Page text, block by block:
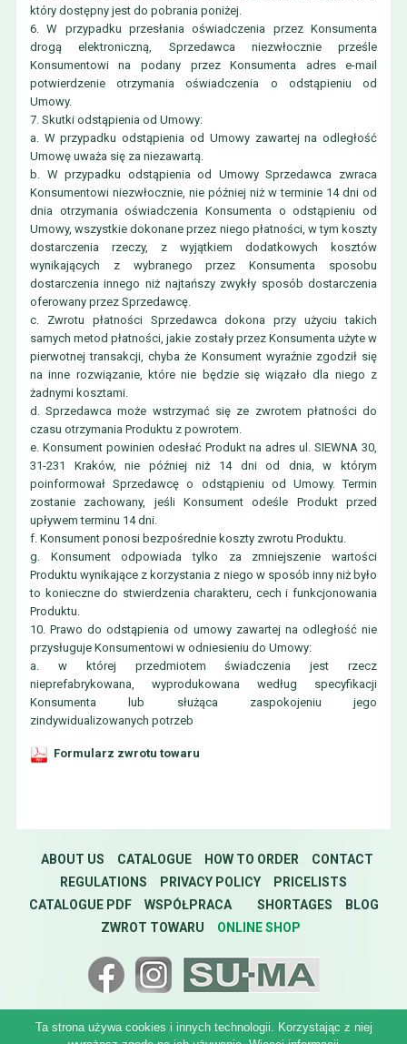
który dostępny jest do pobrania poniżej.
6. W przypadku przesłania oświadczenia przez Konsumenta
drogą elektroniczną, Sprzedawca niezwłocznie prześle
Konsumentowi na podany przez Konsumenta adres e-mail
potwierdzenie otrzymania oświadczenia o odstąpieniu od
Umowy.
7. Skutki odstąpienia od Umowy:
a. W przypadku odstąpienia od Umowy zawartej na odległość
Umowę uważa się za niezawartą.
b. W przypadku odstąpienia od Umowy Sprzedawca zwraca
Konsumentowi niezwłocznie, nie później niż w terminie 14 dni od
dnia otrzymania oświadczenia Konsumenta o odstąpieniu od
Umowy, wszystkie dokonane przez niego płatności, w tym koszty
dostarczenia rzeczy, z wyjątkiem dodatkowych kosztów
wynikających z wybranego przez Konsumenta sposobu
dostarczenia innego niż najtańszy zwykły sposób dostarczenia
oferowany przez Sprzedawcę.
c. Zwrotu płatności Sprzedawca dokona przy użyciu takich
samych metod płatności, jakie zostały przez Konsumenta użyte w
pierwotnej transakcji, chyba że Konsument wyraźnie zgodził się
na inne rozwiązanie, które nie będzie się wiązało dla niego z
żadnymi kosztami.
d. Sprzedawca może wstrzymać się ze zwrotem płatności do
czasu otrzymania Produktu z powrotem.
e. Konsument powinien odesłać Produkt na adres ul. SIEWNA 30,
31-231 Kraków, nie później niż 14 dni od dnia, w którym
poinformował Sprzedawcę o odstąpieniu od Umowy. Termin
zostanie zachowany, jeśli Konsument odeśle Produkt przed
upływem terminu 14 dni.
f. Konsument ponosi bezpośrednie koszty zwrotu Produktu.
g. Konsument odpowiada tylko za zmniejszenie wartości
Produktu wynikające z korzystania z niego w sposób inny niż było
to konieczne do stwierdzenia charakteru, cech i funkcjonowania
Produktu.
10. Prawo do odstąpienia od umowy zawartej na odległość nie
przysługuje Konsumentowi w odniesieniu do Umowy:
a. w której przedmiotem świadczenia jest rzecz
nieprefabrykowana, wyprodukowana według specyfikacji
Konsumenta lub służąca zaspokojeniu jego
zindywidualizowanych potrzeb
Formularz zwrotu towaru
ABOUT US CATALOGUE HOW TO ORDER
CONTACT
REGULATIONS
PRIVACY POLICY
PRICELISTS
CATALOGUE PDF
WSPÓŁPRACA SHORTAGES
BLOG
ZWROT TOWARU
ONLINE SHOP
Ta strona używa cookies i innych technologii. Korzystając z niej